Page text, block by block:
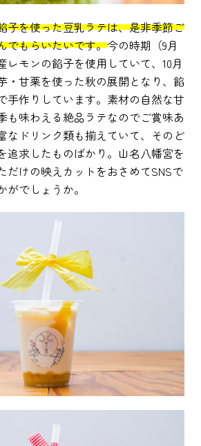
子を使った豆乳ラテは、是非季節ご
でもらいたいです。今の時期（9月
レモンの餡子を使用していて、10月
・甘栗を使った秋の展開となり、餡
手作りしています。素材の自然な甘
も味わえる絶品ラテなのでご賞味あ
なドリンク類も揃えていて、そのど
追求したものばかり。山名八幡宮を
だけの映えカットをおさめてSNSで
でしょうか。